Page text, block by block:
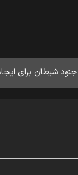
شیطان برای